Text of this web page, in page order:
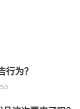
为？